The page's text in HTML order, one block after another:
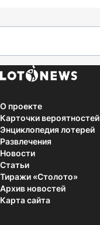
О проекте
Карточки вероятностей
Энциклопедия лотерей
Развлечения
Новости
Статьи
Тиражи «Столото»
Архив новостей
Карта сайта